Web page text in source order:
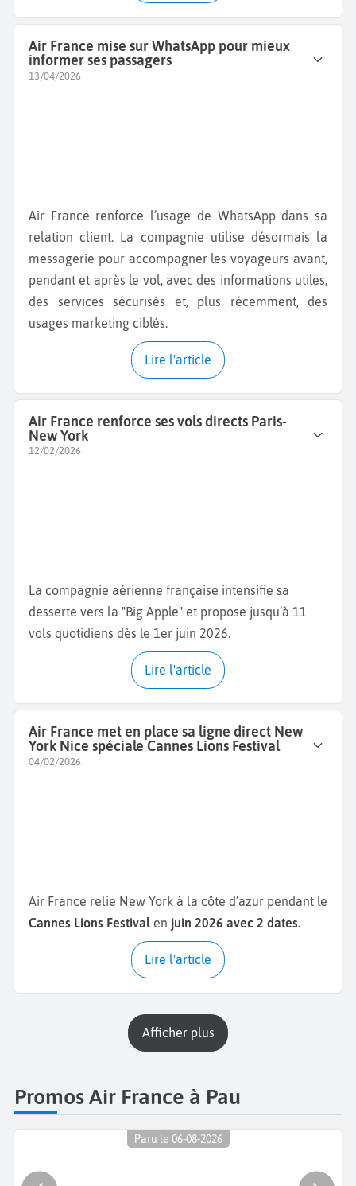
Air France mise sur WhatsApp pour mieux
informer ses passagers
13/04/2026
Air France renforce l’usage de WhatsApp dans sa
relation client. La compagnie utilise désormais la
messagerie pour accompagner les voyageurs avant,
pendant et après le vol, avec des informations utiles,
des services sécurisés et, plus récemment, des
usages marketing ciblés.
Lire l'article
Air France renforce ses vols directs Paris-
New York
12/02/2026
La compagnie aérienne française intensifie sa
desserte vers la "Big Apple" et propose jusqu’à 11
vols quotidiens dès le 1er juin 2026.
Lire l'article
Air France met en place sa ligne direct New
York Nice spéciale Cannes Lions Festival
04/02/2026
Air France relie New York à la côte d’azur pendant le
Cannes Lions Festival
en juin 2026 avec 2 dates.
Lire l'article
Afficher plus
Promos Air France à Pau
Paru le 06-08-2026